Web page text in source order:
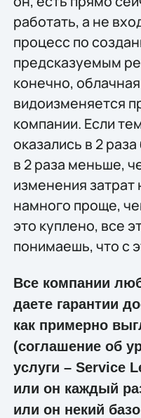
работать, а не
процесс по
предсказуемым
конечно,
видоизменяется
компании. Если
оказались в 2
в 2 раза меньше,
изменения затрат
намного проще,
это куплено, все
понимаешь, что с
Все компании
даете гарантии
как примерно
(соглашение об
услуги – Service
или он каждый
или он некий